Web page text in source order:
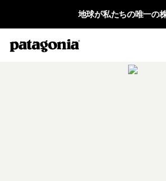
地球が私たちの唯一の